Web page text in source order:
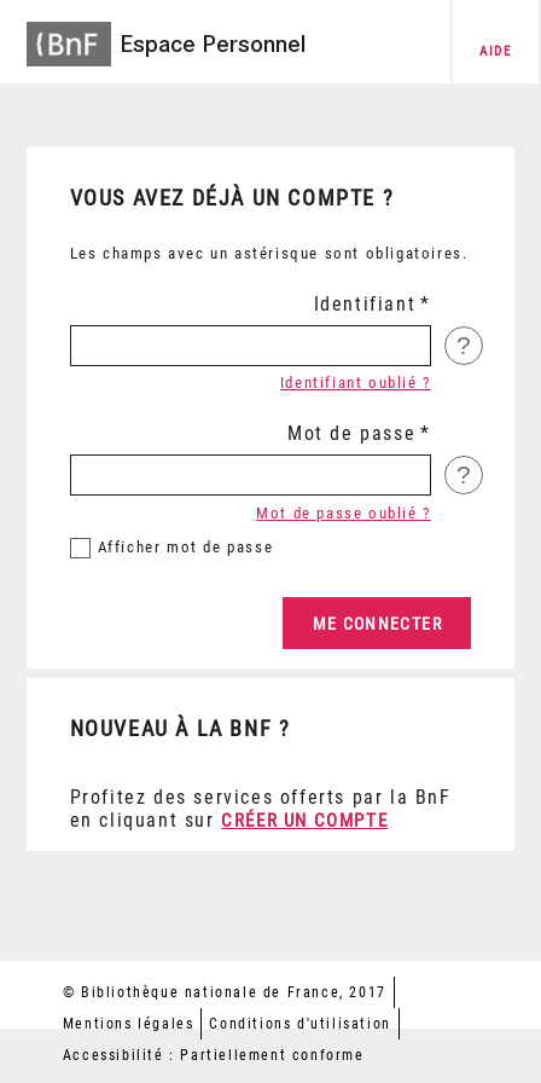
Espace Personnel AIDE
VOUS AVEZ DÉJÀ UN COMPTE ?
Les champs avec un astérisque sont obligatoires.
Identifiant
?
Identifiant oublié ?
Mot de passe
?
Afficher mot de passe
Mot de passe oublié ?
NOUVEAU À LA BNF ?
Profitez des services offerts par la BnF
en cliquant sur CRÉER UN COMPTE
© Bibliothèque nationale de France, 2017
Mentions légales
Conditions d'utilisation
Accessibilité : Partiellement conforme